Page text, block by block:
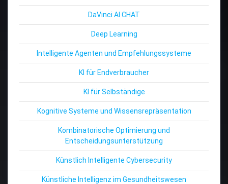
DaVinci AI CHAT
Deep Learning
Intelligente Agenten und Empfehlungssysteme
KI für Endverbraucher
KI für Selbständige
Kognitive Systeme und Wissensrepräsentation
Kombinatorische Optimierung und
Entscheidungsunterstützung
Künstlich Intelligente Cybersecurity
Künstliche Intelligenz im Gesundheitswesen